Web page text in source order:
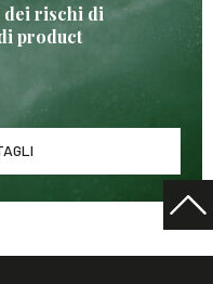
dei rischi di
product